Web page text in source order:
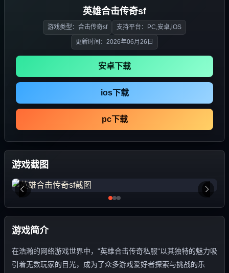
英雄合击传奇sf
游戏类型：合击传奇sf 支持平台：PC,安卓,iOS
更新时间：2026年06月26日
安卓下载
ios下载
pc下载
游戏截图
游戏简介
在浩瀚的网络游戏世界中，"英雄合击传奇私服"以其独特的魅力吸
引着无数玩家的目光，成为了众多游戏爱好者探索与挑战的乐